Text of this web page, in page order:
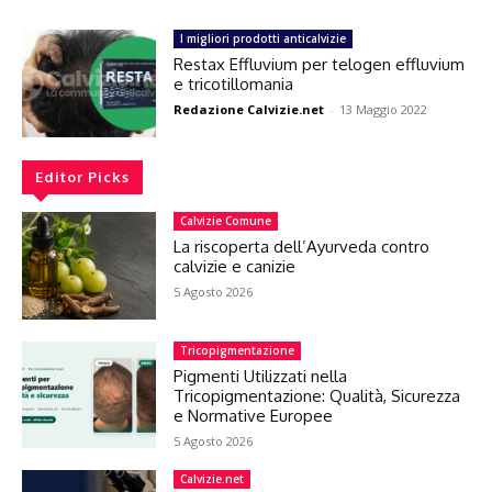
I migliori prodotti anticalvizie
Restax Effluvium per telogen effluvium
e tricotillomania
Redazione Calvizie.net - 13 Maggio 2022
Editor Picks
Calvizie Comune
La riscoperta dell’Ayurveda contro
calvizie e canizie
5 Agosto 2026
Tricopigmentazione
Pigmenti Utilizzati nella
Tricopigmentazione: Qualità, Sicurezza
e Normative Europee
5 Agosto 2026
Calvizie.net